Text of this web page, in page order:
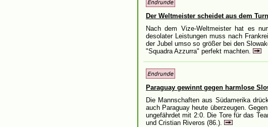
Der Weltmeister scheidet aus dem
Nach dem Vize-Weltmeister hat es
desolater Leistungen muss nach
der Jubel umso so größer bei den
"Squadra Azzurra" perfekt machten.
Paraguay gewinnt gegen harmlose
Die Mannschaften aus Südamerika
auch Paraguay heute überzeugen.
ungefährdet mit 2:0. Die Tore für das
und Cristian Riveros (86.).